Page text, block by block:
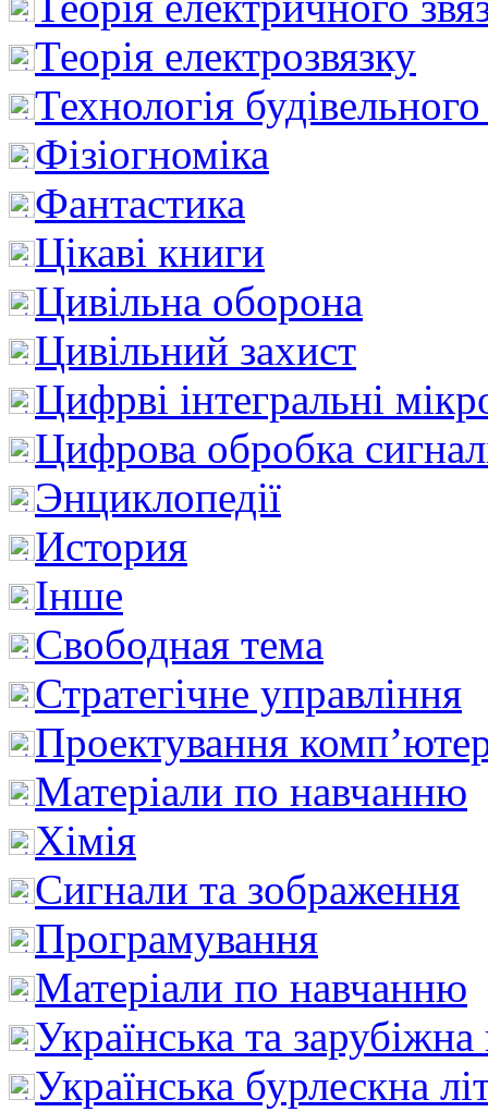
Теорія електрозвязку
Технологія
Фізіогноміка
Фантастика
Цікаві книги
Цивільна оборона
Цивільний захист
Цифрві інтегральні
Цифрова обробка
Энциклопедії
История
Інше
Свободная тема
Стратегічне управління
Проектування
Матеріали по навчанню
Хімія
Сигнали та зображення
Програмування
Матеріали по навчанню
Українська та зарубіжна
Українська бурлескна